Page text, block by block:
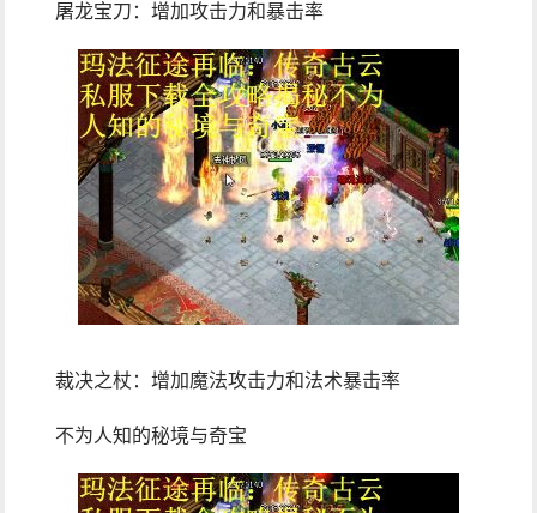
屠龙宝刀：增加攻击力和暴击率
裁决之杖：增加魔法攻击力和法术暴击率
不为人知的秘境与奇宝